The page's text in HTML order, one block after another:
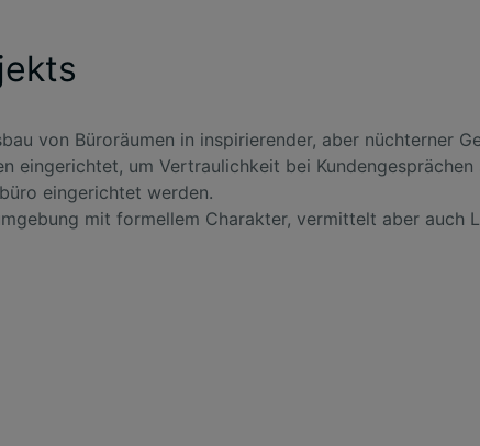
von Büroräumen in inspirierender, aber nüchterner
eingerichtet, um Vertraulichkeit bei
eingerichtet werden.
mit formellem Charakter, vermittelt aber auch